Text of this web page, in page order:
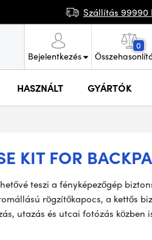
Szállítás 99990
Bejelentkezés
0
HASZNÁLT GYÁRTÓK
KIT FOR
teszi a fényképezőgép
rögzítőkapocs, a kettős
utazás és utcai fotózás közben